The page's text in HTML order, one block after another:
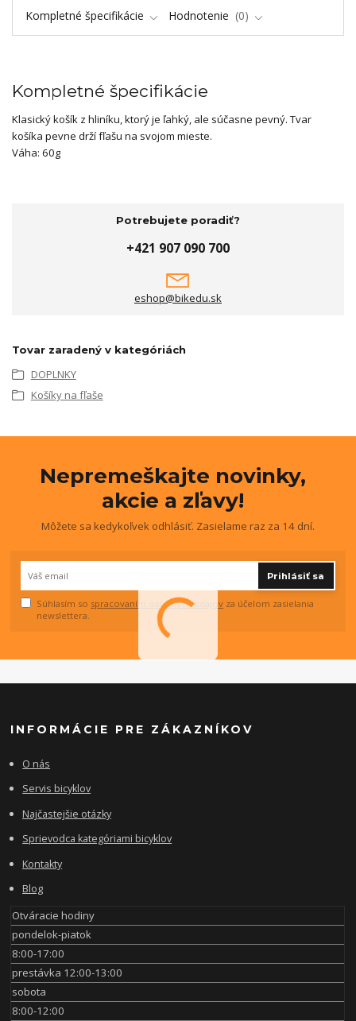
Kompletné špecifikácie Hodnotenie 0
Kompletné špecifikácie
Klasický košík z hliníku, ktorý je ľahký, ale súčasne pevný. Tvar
košíka pevne drží fľašu na svojom mieste.
Váha: 60g
Potrebujete poradiť?
+421 907 090 700
eshop@bikedu.sk
Tovar zaradený v kategóriách
DOPLNKY
Košíky na fľaše
Nepremeškajte novinky,
akcie a zľavy!
Môžete sa kedykoľvek odhlásiť. Zasielame raz za 14 dní.
Prihlásiť sa
Súhlasím so spracovaním osobných údajov za účelom zasielania
newslettera.
INFORMÁCIE PRE ZÁKAZNÍKOV
O nás
Servis bicyklov
Najčastejšie otázky
Sprievodca kategóriami bicyklov
Kontakty
Blog
Otváracie hodiny
pondelok-piatok
8:00-17:00
prestávka 12:00-13:00
sobota
8:00-12:00